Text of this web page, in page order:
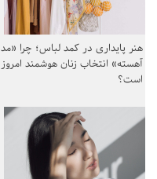
هنر پایداری در کمد لباس؛ چرا «مد
آهسته» انتخاب زنان هوشمند امروز
است؟